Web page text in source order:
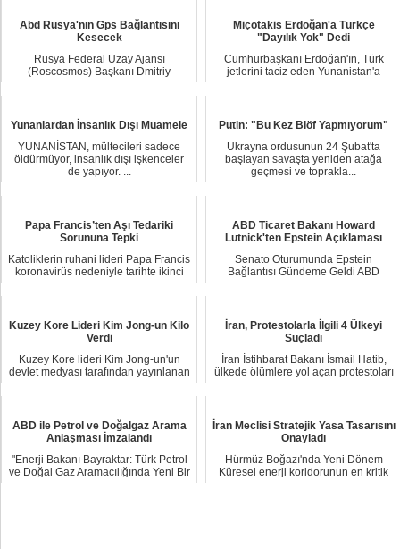
Abd Rusya'nın Gps Bağlantısını
Kesecek
Rusya Federal Uzay Ajansı
(Roscosmos) Başkanı Dmitriy
Miçotakis Erdoğan'a Türkçe
"Dayılık Yok" Dedi
Cumhurbaşkanı Erdoğan'ın, Türk
jetlerini taciz eden Yunanistan'a
Yunanlardan İnsanlık Dışı Muamele
YUNANİSTAN, mültecileri sadece
öldürmüyor, insanlık dışı işkenceler
de yapıyor. ...
Putin: "Bu Kez Blöf Yapmıyorum"
Ukrayna ordusunun 24 Şubat'ta
başlayan savaşta yeniden atağa
geçmesi ve toprakla...
Papa Francis’ten Aşı Tedariki
Sorununa Tepki
Katoliklerin ruhani lideri Papa Francis
koronavirüs nedeniyle tarihte ikinci
ABD Ticaret Bakanı Howard
Lutnick'ten Epstein Açıklaması
Senato Oturumunda Epstein
Bağlantısı Gündeme Geldi ABD
Kuzey Kore Lideri Kim Jong-un Kilo
Verdi
Kuzey Kore lideri Kim Jong-un'un
devlet medyası tarafından yayınlanan
İran, Protestolarla İlgili 4 Ülkeyi
Suçladı
İran İstihbarat Bakanı İsmail Hatib,
ülkede ölümlere yol açan protestoları
ABD ile Petrol ve Doğalgaz Arama
Anlaşması İmzalandı
"Enerji Bakanı Bayraktar: Türk Petrol
ve Doğal Gaz Aramacılığında Yeni Bir
İran Meclisi Stratejik Yasa Tasarısını
Onayladı
Hürmüz Boğazı'nda Yeni Dönem
Küresel enerji koridorunun en kritik